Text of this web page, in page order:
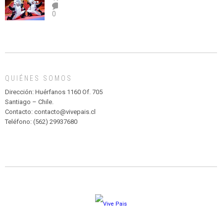
el
abuso”
TEATRO
Y
MADAGASCAR
PARQUE
HURATDO
0
QUIÉNES SOMOS
Dirección: Huérfanos 1160 Of. 705
Santiago – Chile.
Contacto: contacto@vivepais.cl
Teléfono: (562) 29937680